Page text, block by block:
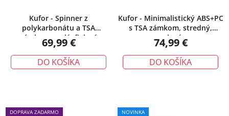
Kufor - Spinner z
polykarbonátu a TSA
zámkom, malý, fialový
69,99 €
DO KOŠÍKA
Kufor - Minimalistický ABS+PC
s TSA zámkom, stredný,
zelený
74,99 €
DO KOŠÍKA
DOPRAVA ZADARMO
NOVINKA